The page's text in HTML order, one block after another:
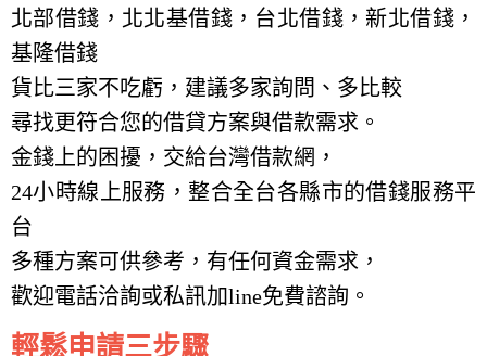
北部借錢，北北基借錢，台北借錢，新北借錢，
基隆借錢
貨比三家不吃虧，建議多家詢問、多比較
尋找更符合您的借貸方案與借款需求。
金錢上的困擾，交給台灣借款網，
24小時線上服務，整合全台各縣市的借錢服務平
台
多種方案可供參考，有任何資金需求，
歡迎電話洽詢或私訊加line免費諮詢。
輕鬆申請三步驟